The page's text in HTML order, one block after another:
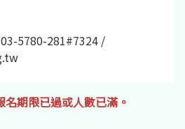
5780-281#7324 /
期限已過或人數已滿。